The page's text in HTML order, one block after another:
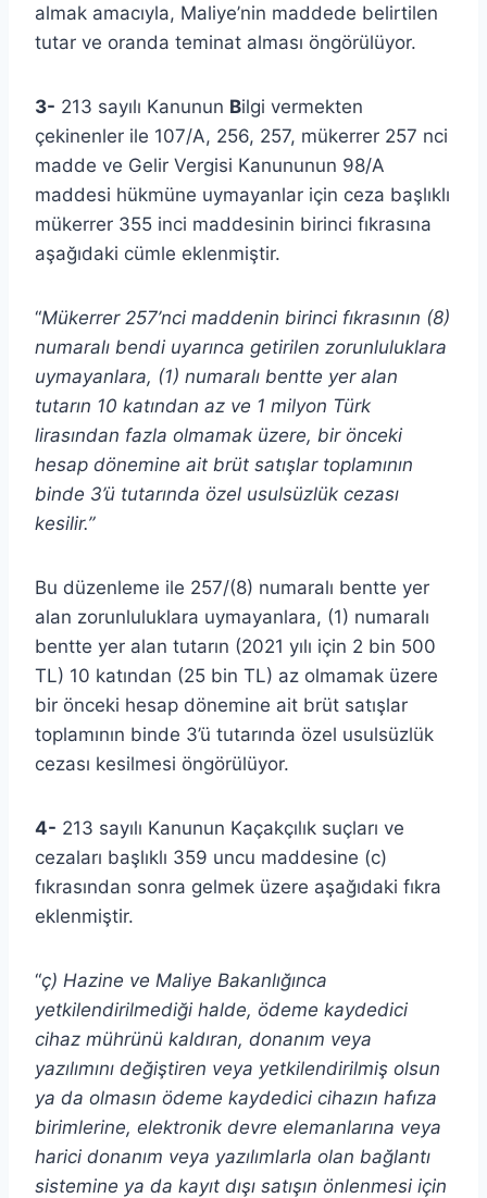
almak amacıyla, Maliye’nin maddede belirtilen
tutar ve oranda teminat alması öngörülüyor.
3- 213 sayılı Kanunun Bilgi vermekten
çekinenler ile 107/A, 256, 257, mükerrer 257 nci
madde ve Gelir Vergisi Kanununun 98/A
maddesi hükmüne uymayanlar için ceza başlıklı
mükerrer 355 inci maddesinin birinci fıkrasına
aşağıdaki cümle eklenmiştir.
“Mükerrer 257’nci maddenin birinci fıkrasının (8)
numaralı bendi uyarınca getirilen zorunluluklara
uymayanlara, (1) numaralı bentte yer alan
tutarın 10 katından az ve 1 milyon Türk
lirasından fazla olmamak üzere, bir önceki
hesap dönemine ait brüt satışlar toplamının
binde 3’ü tutarında özel usulsüzlük cezası
kesilir.”
Bu düzenleme ile 257/(8) numaralı bentte yer
alan zorunluluklara uymayanlara, (1) numaralı
bentte yer alan tutarın (2021 yılı için 2 bin 500
TL) 10 katından (25 bin TL) az olmamak üzere
bir önceki hesap dönemine ait brüt satışlar
toplamının binde 3’ü tutarında özel usulsüzlük
cezası kesilmesi öngörülüyor.
4- 213 sayılı Kanunun Kaçakçılık suçları ve
cezaları başlıklı 359 uncu maddesine (c)
fıkrasından sonra gelmek üzere aşağıdaki fıkra
eklenmiştir.
“ç) Hazine ve Maliye Bakanlığınca
yetkilendirilmediği halde, ödeme kaydedici
cihaz mührünü kaldıran, donanım veya
yazılımını değiştiren veya yetkilendirilmiş olsun
ya da olmasın ödeme kaydedici cihazın hafıza
birimlerine, elektronik devre elemanlarına veya
harici donanım veya yazılımlarla olan bağlantı
sistemine ya da kayıt dışı satışın önlenmesi için